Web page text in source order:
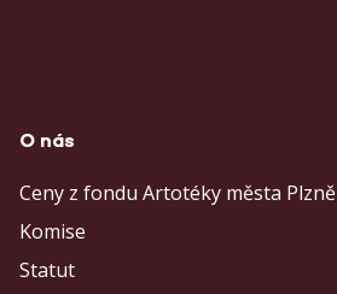
O nás
Ceny z fondu Artotéky města Plzně
Komise
Statut